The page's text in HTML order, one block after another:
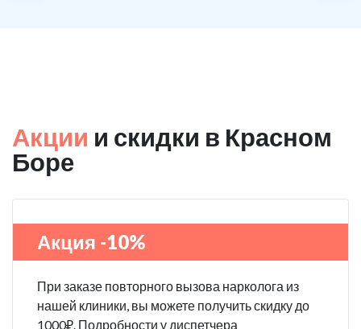
Акции и скидки в Красном
Боре
Акция -10%
При заказе повторного вызова нарколога из
нашей клиники, вы можете получить скидку до
1000₽. Подробности у диспетчера